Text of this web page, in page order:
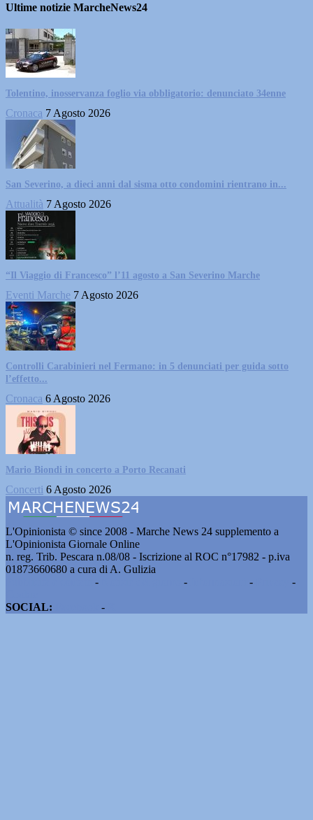
Ultime notizie MarcheNews24
Tolentino, inosservanza foglio via obbligatorio: denunciato 34enne
Cronaca 7 Agosto 2026
San Severino, a dieci anni dal sisma otto condomini rientrano in...
Attualità 7 Agosto 2026
“Il Viaggio di Francesco” l’11 agosto a San Severino Marche
Eventi Marche 7 Agosto 2026
Controlli Carabinieri nel Fermano: in 5 denunciati per guida sotto
l’effetto...
Cronaca 6 Agosto 2026
Mario Biondi in concerto a Porto Recanati
Concerti 6 Agosto 2026
L'Opinionista © since 2008 - Marche News 24 supplemento a
L'Opinionista Giornale Online
n. reg. Trib. Pescara n.08/08 - Iscrizione al ROC n°17982 - p.iva
01873660680 a cura di A. Gulizia
- - -
-
SOCIAL:
-